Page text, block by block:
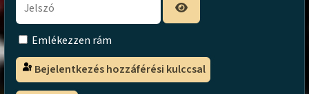
Emlékezzen rám
Bejelentkezés hozzáférési kulccsal